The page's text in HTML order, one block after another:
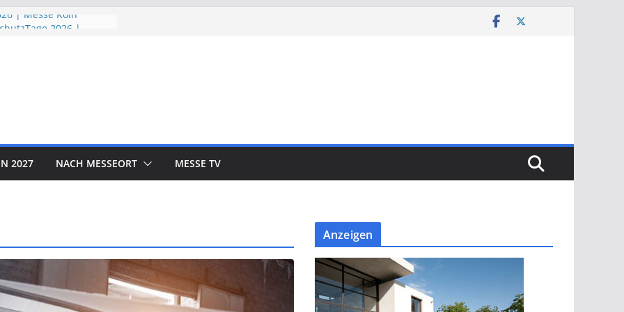
| Messe Köln
| Messe München
EXPO 2026 | Messe
2027 NACH MESSEORT MESSE TV
Anzeigen